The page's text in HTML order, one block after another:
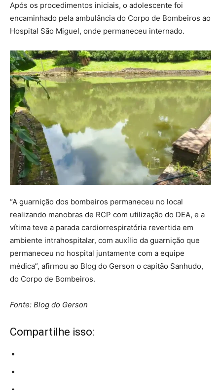
Após os procedimentos iniciais, o adolescente foi
encaminhado pela ambulância do Corpo de Bombeiros ao
Hospital São Miguel, onde permaneceu internado.
“A guarnição dos bombeiros permaneceu no local
realizando manobras de RCP com utilização do DEA, e a
vítima teve a parada cardiorrespiratória revertida em
ambiente intrahospitalar, com auxílio da guarnição que
permaneceu no hospital juntamente com a equipe
médica”, afirmou ao Blog do Gerson o capitão Sanhudo,
do Corpo de Bombeiros.
Fonte: Blog do Gerson
Compartilhe isso: